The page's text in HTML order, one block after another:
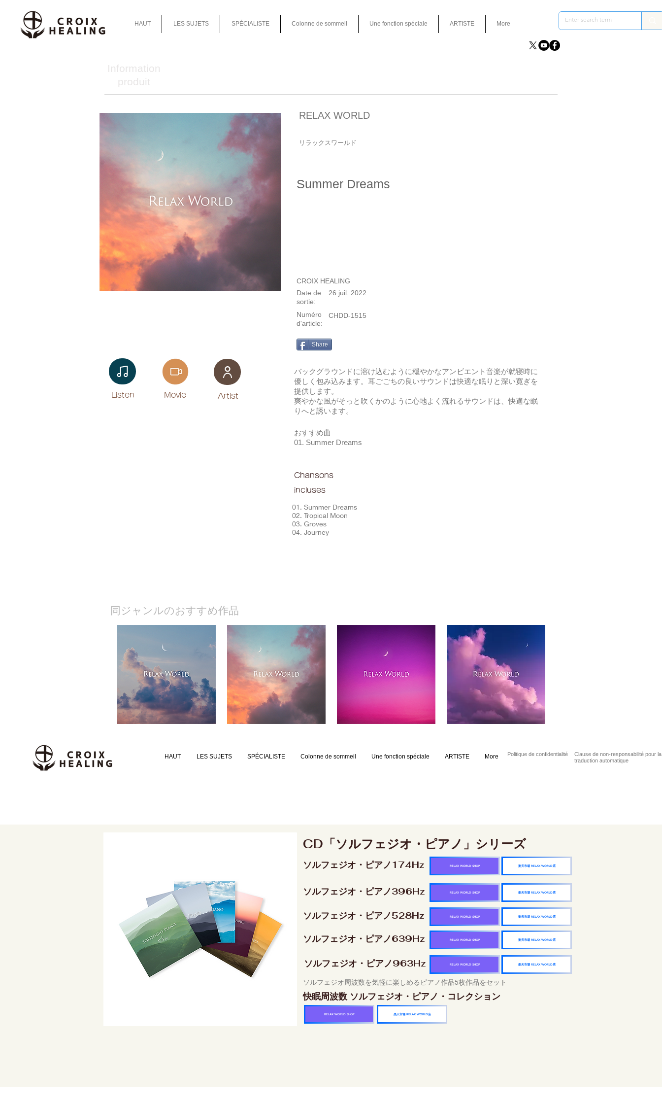
HAUT LES SUJETS SPÉCIALISTE Colonne de sommeil Une fonction spéciale ARTISTE More
Information
produit
Listen​ Movie ​Artist
RELAX WORLD
リラックスワールド
Summer Dreams
CROIX HEALING
26 juil. 2022
Date de
sortie:
Numéro
d'article:
CHDD-1515
Share
バックグラウンドに溶け込むように穏やかなアンビエント音楽が就寝時に
優しく包み込みます。耳ごごちの良いサウンドは快適な眠りと深い寛ぎを
提供します。
爽やかな風がそっと吹くかのように心地よく流れるサウンドは、快適な眠
りへと誘います。
おすすめ曲
01. Summer Dreams
Chansons
incluses
01. Summer Dreams
02. Tropical Moon
03. Groves
04. Journey
​同ジャンルのおすすめ作品
HAUT LES SUJETS SPÉCIALISTE Colonne de sommeil Une fonction spéciale ARTISTE More Politique de confidentialité
Clause de non-responsabilité pour la
traduction automatique
CD「ソルフェジオ・ピアノ」シリーズ
ソルフェジオ・ピアノ174Hz 楽天市場 RELAX WORLD店
RELAX WORLD SHOP
ソルフェジオ・ピアノ396Hz 楽天市場 RELAX WORLD店
RELAX WORLD SHOP
ソルフェジオ・ピアノ528Hz 楽天市場 RELAX WORLD店
RELAX WORLD SHOP
ソルフェジオ・ピアノ639Hz 楽天市場 RELAX WORLD店
RELAX WORLD SHOP
ソルフェジオ・ピアノ963Hz 楽天市場 RELAX WORLD店
RELAX WORLD SHOP
ソルフェジオ周波数を気軽に楽しめるピアノ作品5枚作品をセット
快眠周波数 ソルフェジオ・ピアノ・コレクション
RELAX WORLD SHOP 楽天市場 RELAX WORLD店